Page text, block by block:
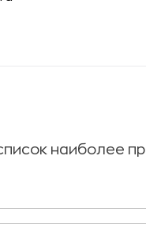
наиболее